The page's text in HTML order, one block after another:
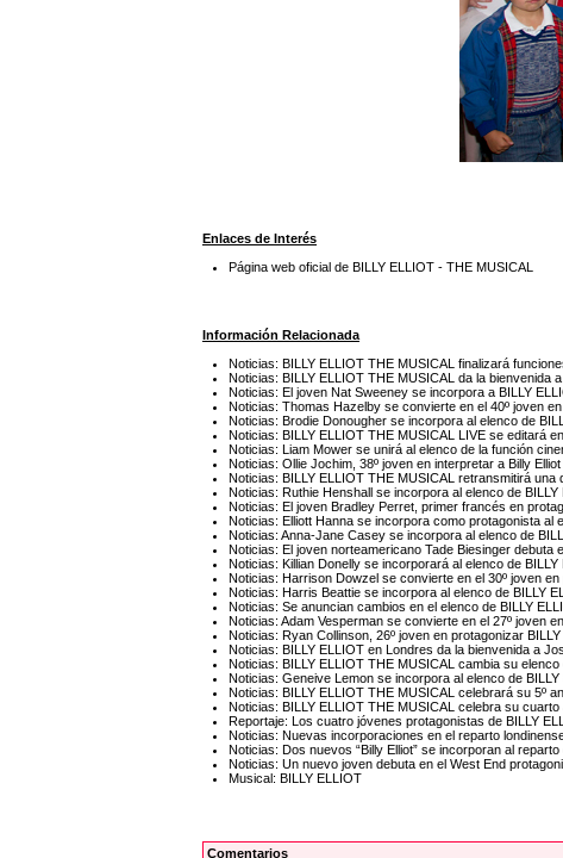
Enlaces de Interés
Página web oficial de BILLY ELLIOT - THE MUSICAL
Información Relacionada
Noticias: BILLY ELLIOT THE MUSICAL finalizará
Noticias: BILLY ELLIOT THE MUSICAL da la bienvenida
Noticias: El joven Nat Sweeney se incorpora a BILLY
Noticias: Thomas Hazelby se convierte en el 40º joven
Noticias: Brodie Donougher se incorpora al elenco de
Noticias: BILLY ELLIOT THE MUSICAL LIVE se editará
Noticias: Liam Mower se unirá al elenco de la función
Noticias: Ollie Jochim, 38º joven en interpretar a Billy
Noticias: BILLY ELLIOT THE MUSICAL retransmitirá
Noticias: Ruthie Henshall se incorpora al elenco de
Noticias: El joven Bradley Perret, primer francés en
Noticias: Elliott Hanna se incorpora como protagonista al
Noticias: Anna-Jane Casey se incorpora al elenco de
Noticias: El joven norteamericano Tade Biesinger debuta
Noticias: Killian Donelly se incorporará al elenco de
Noticias: Harrison Dowzel se convierte en el 30º joven
Noticias: Harris Beattie se incorpora al elenco de BILLY
Noticias: Se anuncian cambios en el elenco de BILLY
Noticias: Adam Vesperman se convierte en el 27º joven
Noticias: Ryan Collinson, 26º joven en protagonizar
Noticias: BILLY ELLIOT en Londres da la bienvenida a
Noticias: BILLY ELLIOT THE MUSICAL cambia su elenco
Noticias: Geneive Lemon se incorpora al elenco de
Noticias: BILLY ELLIOT THE MUSICAL celebrará su 5º
Noticias: BILLY ELLIOT THE MUSICAL celebra su
Reportaje: Los cuatro jóvenes protagonistas de BILLY
Noticias: Nuevas incorporaciones en el reparto
Noticias: Dos nuevos “Billy Elliot” se incorporan al
Noticias: Un nuevo joven debuta en el West End
Musical: BILLY ELLIOT
Comentarios